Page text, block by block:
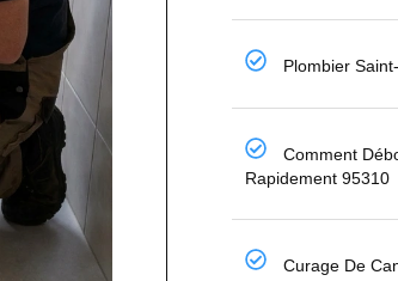
Plombier
Comment
Rapidement 95310
Curage De